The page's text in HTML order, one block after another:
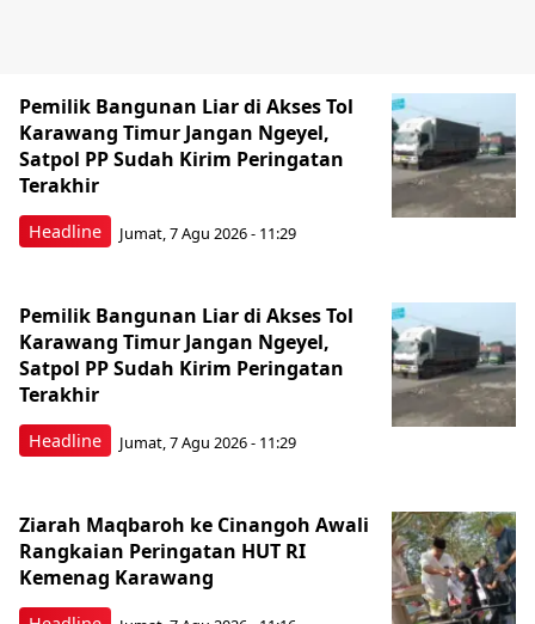
Headline
Pemilik Bangunan Liar di Akses Tol
Karawang Timur Jangan Ngeyel,
Satpol PP Sudah Kirim Peringatan
Terakhir
Jumat, 7 Agu 2026 - 11:29
Headline
Pemilik Bangunan Liar di Akses Tol
Karawang Timur Jangan Ngeyel,
Satpol PP Sudah Kirim Peringatan
Terakhir
Jumat, 7 Agu 2026 - 11:29
Ziarah Maqbaroh ke Cinangoh Awali
Rangkaian Peringatan HUT RI
Kemenag Karawang